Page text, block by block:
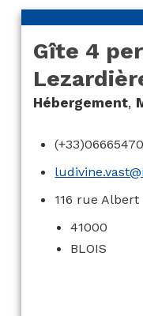
Gîte 4
Hébergement,
116 rue Albert
41000
BLOIS